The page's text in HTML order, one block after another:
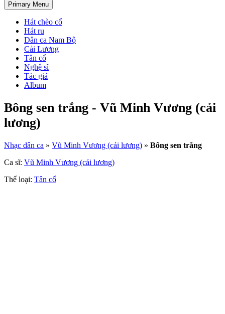
Primary Menu
Hát chèo cổ
Hát ru
Dân ca Nam Bộ
Cải Lương
Tân cổ
Nghệ sĩ
Tác giả
Album
Bông sen trắng - Vũ Minh Vương (cải
lương)
Nhạc dân ca » Vũ Minh Vương (cải lương) » Bông sen trắng
Ca sĩ: Vũ Minh Vương (cải lương)
Thể loại: Tân cổ